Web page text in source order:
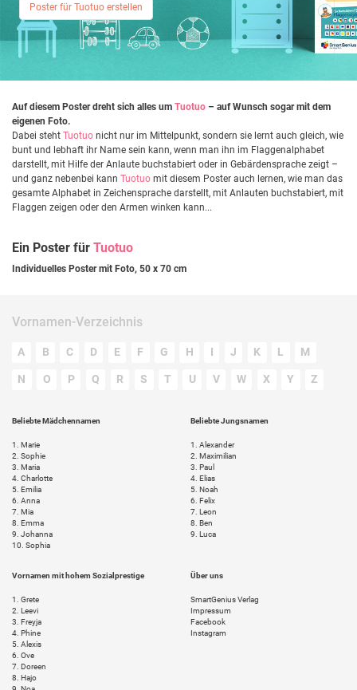
Poster für Tuotuo erstellen
Auf diesem Poster dreht sich alles um Tuotuo – auf Wunsch sogar mit dem
eigenen Foto.
Dabei steht Tuotuo nicht nur im Mittelpunkt, sondern sie lernt auch gleich, wie
bunt und lebhaft ihr Name sein kann, wenn man ihn im Flaggenalphabet
darstellt, mit Hilfe der Anlaute buchstabiert oder in Gebärdensprache zeigt –
und ganz nebenbei kann Tuotuo mit diesem Poster auch lernen, wie man das
gesamte Alphabet in Zeichensprache darstellt, mit Anlauten buchstabiert, mit
Flaggen zeigen oder den Armen winken kann...
Ein Poster für Tuotuo
Individuelles Poster mit Foto, 50 x 70 cm
Vornamen-Verzeichnis
A B C D E F G H I J K L M
N O P Q R S T U V W X Y Z
Beliebte Mädchennamen
1.
Marie
2. Sophie
3. Maria
4. Charlotte
5. Emilia
6. Anna
7. Mia
8. Emma
9. Johanna
10. Sophia
Beliebte Jungsnamen
1.
Alexander
2. Maximilian
3. Paul
4. Elias
5. Noah
6. Felix
7. Leon
8. Ben
9. Luca
Vornamen mit hohem Sozialprestige
1.
Grete
2. Leevi
3. Freyja
4. Phine
5. Alexis
6. Ove
7. Doreen
8. Hajo
Über uns
SmartGenius Verlag
Impressum
Facebook
Instagram